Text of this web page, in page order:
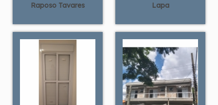
Raposo Tavares
Lapa